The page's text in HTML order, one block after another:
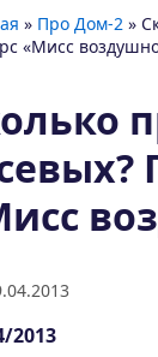
» Про Дом-2 »
«Мисс
2013